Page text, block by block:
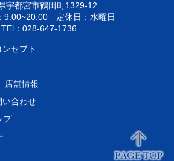
宇都宮市鶴田町1329‐12
9:00~20:00 定休日：水曜日
TEl：028-647-1736
ンセプト
店舗情報
い合わせ
プ